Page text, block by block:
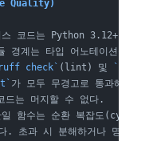
Quality)
코드는 Python 3.12+를 사용
경계는 타입 어노테이션을 가진
check` (lint) 및
`ruff
가 모두 무경고로 통과해야 CI
는 머지할 수 없다.
함수는 순환 복잡도
초과 시 분해하거나 명시적